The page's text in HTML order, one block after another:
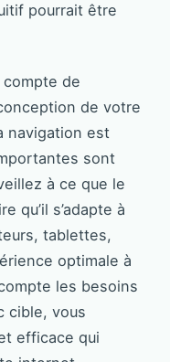
pourrait être
de
de votre
navigation est
sont
à ce que le
qu’il s’adapte à
tablettes,
optimale à
les besoins
cible, vous
efficace qui